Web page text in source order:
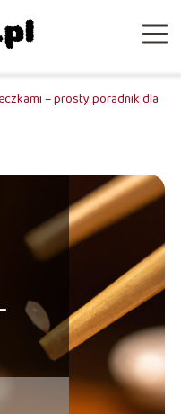
– prosty poradnik dla